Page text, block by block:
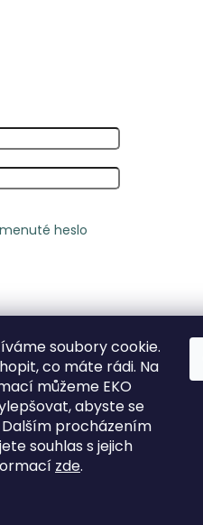
soubory cookie.
co máte rádi. Na
můžeme EKO
abyste se
procházením
souhlas s jejich
zde.
heslo